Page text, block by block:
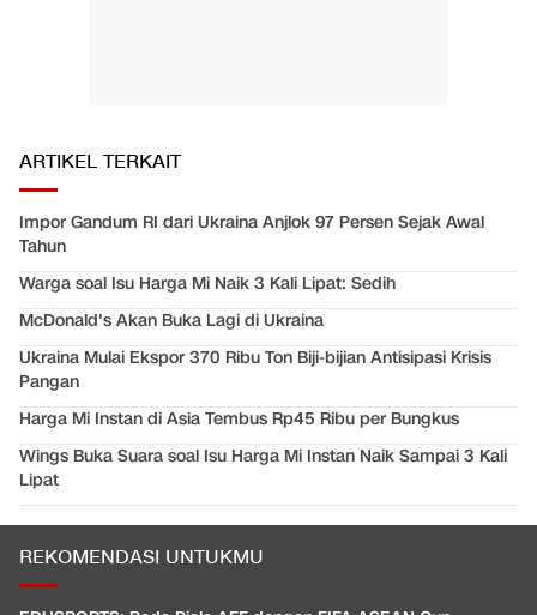
ARTIKEL TERKAIT
Impor Gandum RI dari Ukraina Anjlok 97 Persen Sejak Awal
Tahun
Warga soal Isu Harga Mi Naik 3 Kali Lipat: Sedih
McDonald's Akan Buka Lagi di Ukraina
Ukraina Mulai Ekspor 370 Ribu Ton Biji-bijian Antisipasi Krisis
Pangan
Harga Mi Instan di Asia Tembus Rp45 Ribu per Bungkus
Wings Buka Suara soal Isu Harga Mi Instan Naik Sampai 3 Kali
Lipat
REKOMENDASI UNTUKMU